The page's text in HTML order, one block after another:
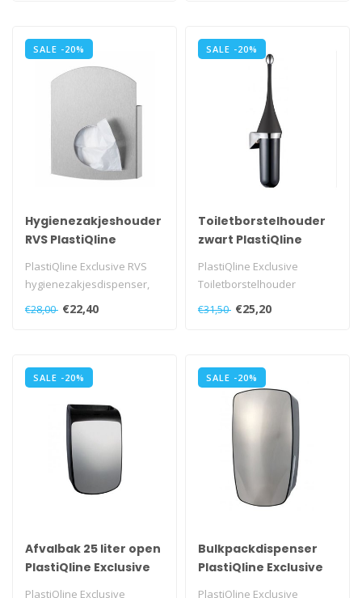
SALE -20%
Hygienezakjeshouder
RVS PlastiQline
PlastiQline Exclusive RVS
hygienezakjesdispenser,
€28,00 €22,40
SALE -20%
Toiletborstelhouder
zwart PlastiQline
PlastiQline Exclusive
Toiletborstelhouder
kunststof zwart,
PQXBrushZ..
€31,50 €25,20
SALE -20%
Afvalbak 25 liter open
PlastiQline Exclusive
PlastiQline Exclusive
SALE -20%
Bulkpackdispenser
PlastiQline Exclusive
PlastiQline Exclusive